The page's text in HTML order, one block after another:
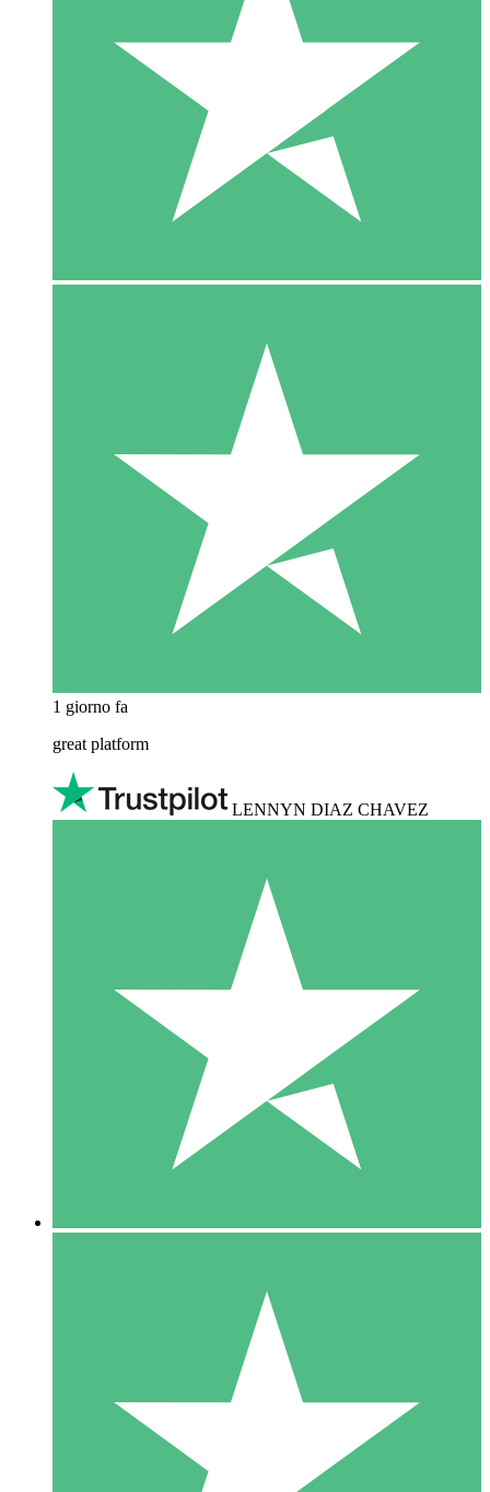
1 giorno fa
great platform
LENNYN DIAZ CHAVEZ